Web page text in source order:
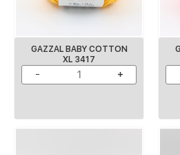
GAZZAL BABY COTTON
XL 3417